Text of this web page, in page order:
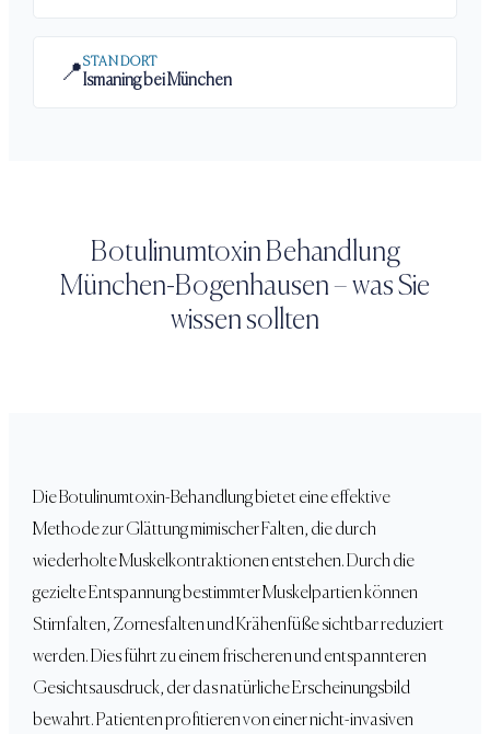
📍STANDORT
Ismaning bei München
Botulinumtoxin Behandlung
München-Bogenhausen– was Sie
wissen sollten
Die Botulinumtoxin-Behandlung bietet eine effektive
Methode zur Glättung mimischer Falten, die durch
wiederholte Muskelkontraktionen entstehen. Durch die
gezielte Entspannung bestimmter Muskelpartien können
Stirnfalten, Zornesfalten und Krähenfüße sichtbar reduziert
werden. Dies führt zu einem frischeren und entspannteren
Gesichtsausdruck, der das natürliche Erscheinungsbild
bewahrt. Patienten profitieren von einer nicht-invasiven